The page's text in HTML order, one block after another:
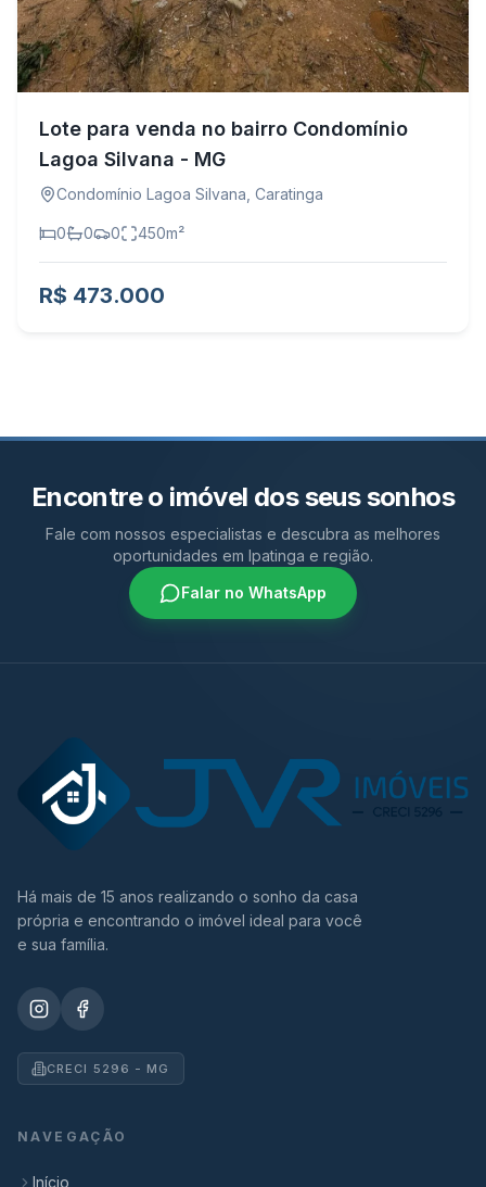
Lote para venda no bairro Condomínio
Lagoa Silvana - MG
Condomínio Lagoa Silvana Caratinga
0 0 0 450m²
R$ 473.000
Encontre o imóvel dos seus sonhos
Fale com nossos especialistas e descubra as melhores
oportunidades em Ipatinga e região.
Falar no WhatsApp
Há mais de 15 anos realizando o sonho da casa
própria e encontrando o imóvel ideal para você
e sua família.
CRECI 5296 - MG
NAVEGAÇÃO
Início